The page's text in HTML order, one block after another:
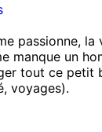
passionne, la
manque un
tout ce petit
voyages).